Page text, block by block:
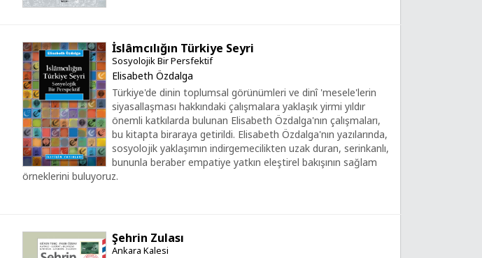
İslâmcılığın Türkiye Seyri
Sosyolojik Bir Persfektif
Elisabeth Özdalga
Türkiye'de dinin toplumsal görünümleri ve dinî 'mesele'lerin
siyasallaşması hakkındaki çalışmalara yaklaşık yirmi yıldır
önemli katkılarda bulunan Elisabeth Özdalga'nın çalışmaları,
bu kitapta biraraya getirildi. Elisabeth Özdalga'nın yazılarında,
sosyolojik yaklaşımın indirgemecilikten uzak duran, serinkanlı,
bununla beraber empatiye yatkın eleştirel bakışının sağlam
örneklerini buluyoruz.
Şehrin Zulası
Ankara Kalesi